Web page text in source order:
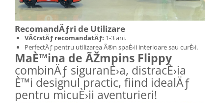
RecomandÄƒri de Utilizare
VÃ¢rstÄƒ recomandatÄƒ: 1-3 ani.
PerfectÄƒ pentru utilizarea Ã®n spaÈ›ii interioare sau curÈ›i.
MaÈ™ina de ÃŽmpins Flippy
combinÄƒ siguranÈ›a, distracÈ›ia
È™i designul practic, fiind idealÄƒ
pentru micuÈ›ii aventurieri!